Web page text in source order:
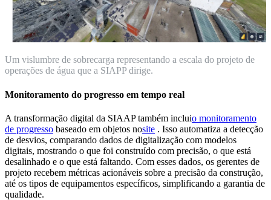
Um vislumbre de sobrecarga representando a escala do projeto de
operações de água que a SIAPP dirige.
Monitoramento do progresso em tempo real
A transformação digital da SIAAP também incluio monitoramento
de progresso baseado em objetos nosite . Isso automatiza a detecção
de desvios, comparando dados de digitalização com modelos
digitais, mostrando o que foi construído com precisão, o que está
desalinhado e o que está faltando. Com esses dados, os gerentes de
projeto recebem métricas acionáveis sobre a precisão da construção,
até os tipos de equipamentos específicos, simplificando a garantia de
qualidade.